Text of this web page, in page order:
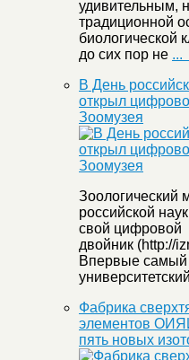
удивительным,
традиционной
биологической
до сих пор не ...
В День
открыл
Зоомузея
Зоологический
российской
свой цифровой
двойник (http://
Впервые самый
Фабрика
элементов
пять новых